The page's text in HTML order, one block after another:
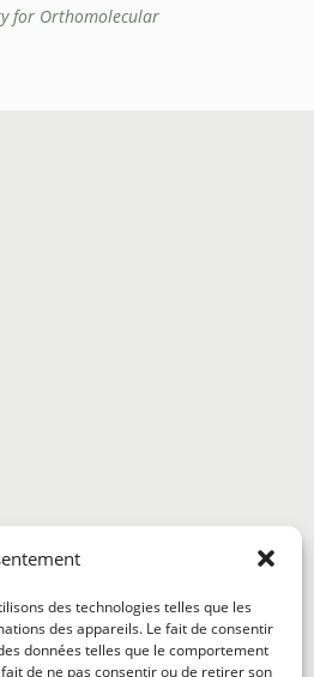
des technologies telles que les
des appareils. Le fait de consentir
données telles que le comportement
de ne pas consentir ou de retirer son
for Orthomolecular